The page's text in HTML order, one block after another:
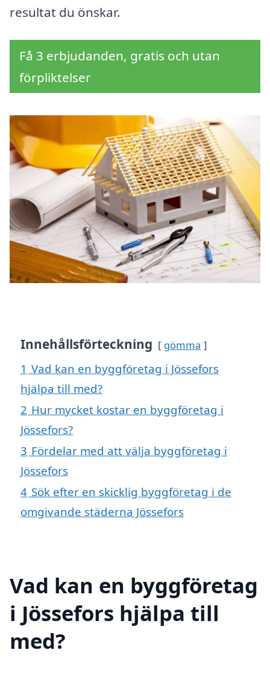
resultat du önskar.
Få 3 erbjudanden, gratis och utan
förpliktelser
Innehållsförteckning gömma
1 Vad kan en byggföretag i Jössefors
hjälpa till med?
2 Hur mycket kostar en byggföretag i
Jössefors?
3 Fördelar med att välja byggföretag i
Jössefors
4 Sök efter en skicklig byggföretag i de
omgivande städerna Jössefors
Vad kan en byggföretag
i Jössefors hjälpa till
med?